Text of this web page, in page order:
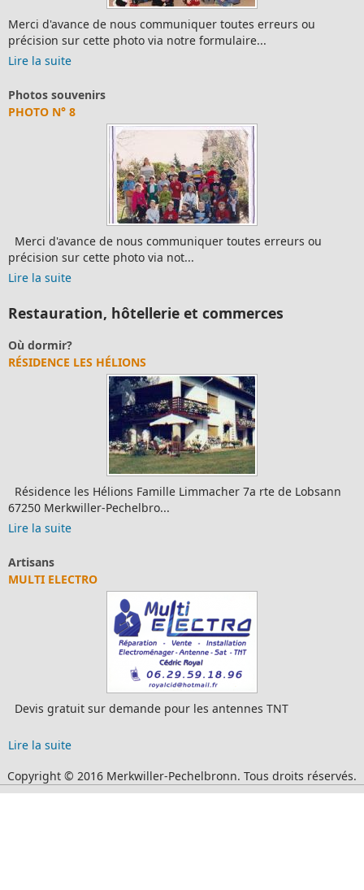
Merci d'avance de nous communiquer toutes erreurs ou
précision sur cette photo via notre formulaire...
Lire la suite
Photos souvenirs
PHOTO N° 8
Merci d'avance de nous communiquer toutes erreurs ou
précision sur cette photo via not...
Lire la suite
Restauration, hôtellerie et commerces
Où dormir?
RÉSIDENCE LES HÉLIONS
Résidence les Hélions Famille Limmacher 7a rte de Lobsann
67250 Merkwiller-Pechelbro...
Lire la suite
Artisans
MULTI ELECTRO
Devis gratuit sur demande pour les antennes TNT
Lire la suite
Copyright © 2016 Merkwiller-Pechelbronn. Tous droits réservés.